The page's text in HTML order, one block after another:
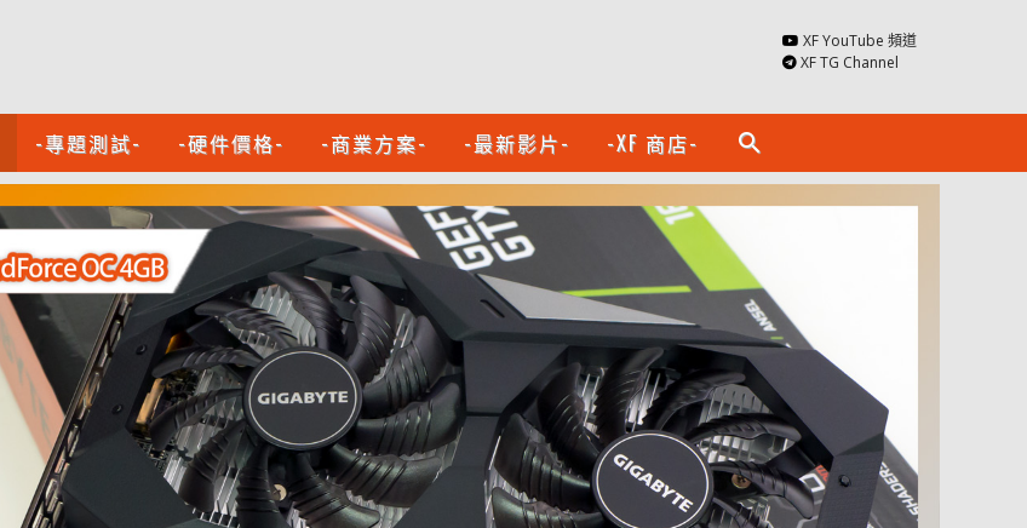
XF YouTube 頻道
XF TG Channel
-專題測試- -硬件價格- -商業方案- -最新影片- -XF 商店- search